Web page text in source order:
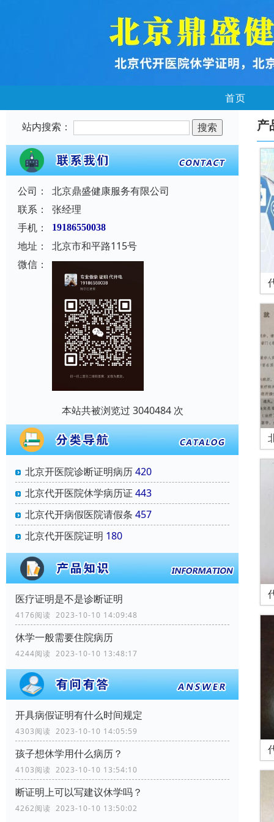
首页
站内搜索：
公司：
北京鼎盛健康服务有限公司
联系：
张经理
手机：
19186550038
地址：
北京市和平路115号
微信：
本站共被浏览过 3040484 次
北京开医院诊断证明病历420
北京代开医院休学病历证 443
北京代开病假医院请假条 457
北京代开医院证明 180
医疗证明是不是诊断证明
4176阅读 2023-10-10 14:09:48
休学一般需要住院病历
4244阅读 2023-10-10 13:48:17
开具病假证明有什么时间规定
4303阅读 2023-10-10 14:05:59
孩子想休学用什么病历？
4103阅读 2023-10-10 13:54:10
断证明上可以写建议休学吗？
4262阅读 2023-10-10 13:50:02
产